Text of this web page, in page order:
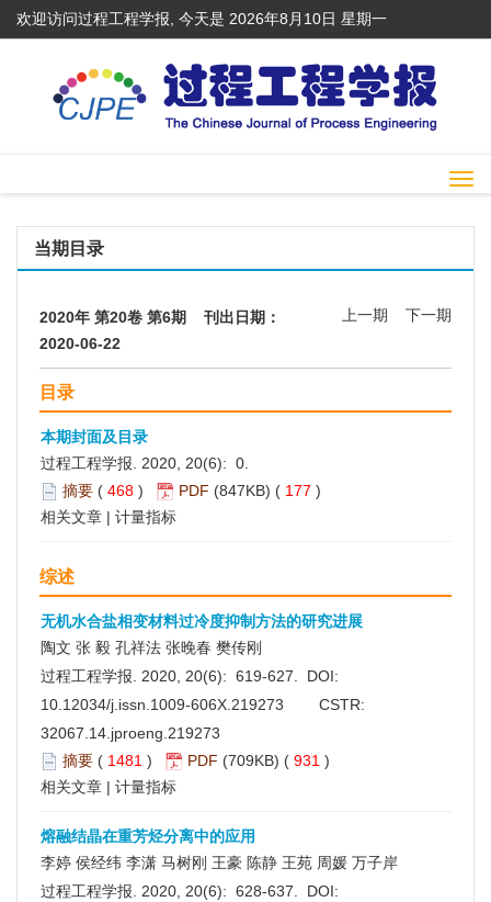
欢迎访问过程工程学报, 今天是 2026年8月10日 星期一
当期目录
2020年 第20卷 第6期 刊出日期：
2020-06-22
上一期 下一期
目录
本期封面及目录
过程工程学报. 2020, 20(6): 0.
摘要 ( 468 ) PDF (847KB) ( 177 )
相关文章 | 计量指标
综述
无机水合盐相变材料过冷度抑制方法的研究进展
陶文 张 毅 孔祥法 张晚春 樊传刚
过程工程学报. 2020, 20(6): 619-627. DOI:
10.12034/j.issn.1009-606X.219273
CSTR:
32067.14.jproeng.219273
摘要 ( 1481 ) PDF (709KB) ( 931 )
相关文章 | 计量指标
熔融结晶在重芳烃分离中的应用
李婷 侯经纬 李潇 马树刚 王豪 陈静 王苑 周媛 万子岸
过程工程学报. 2020, 20(6): 628-637. DOI: